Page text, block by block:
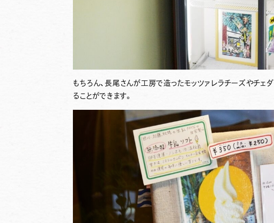
もちろん、長尾さんが工房で造ったモッツァレラチーズやチェ
ることができます。